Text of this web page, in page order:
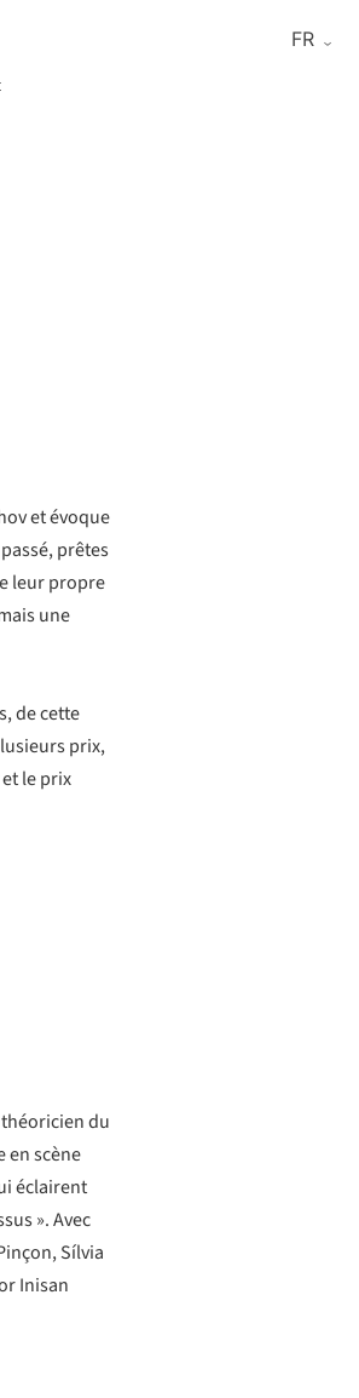
et évoque
prêtes
leur propre
une
de cette
prix,
le prix
du
en scène
éclairent
». Avec
Sílvia
Inisan